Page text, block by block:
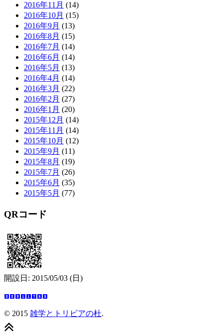
2016年11月 (14)
2016年10月 (15)
2016年9月 (13)
2016年8月 (15)
2016年7月 (14)
2016年6月 (14)
2016年5月 (13)
2016年4月 (14)
2016年3月 (22)
2016年2月 (27)
2016年1月 (20)
2015年12月 (14)
2015年11月 (14)
2015年10月 (12)
2015年9月 (11)
2015年8月 (19)
2015年7月 (26)
2015年6月 (35)
2015年5月 (77)
QRコード
開設日: 2015/05/03 (日)
© 2015 雑学とトリビアの杜.